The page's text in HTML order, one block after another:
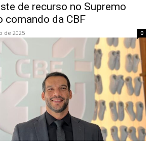
de recurso no Supremo
comando da CBF
de 2025 0